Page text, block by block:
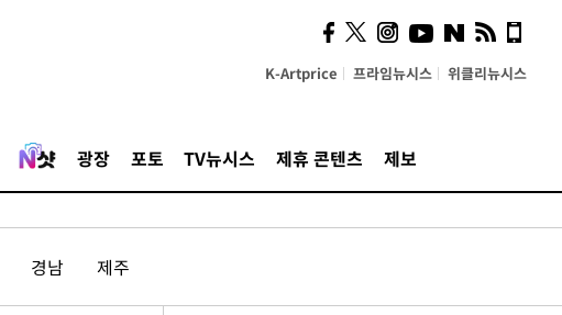
K-Artprice 프라임뉴시스 위클리뉴시스
광장 포토 TV뉴시스 제휴 콘텐츠 제보
경남 제주